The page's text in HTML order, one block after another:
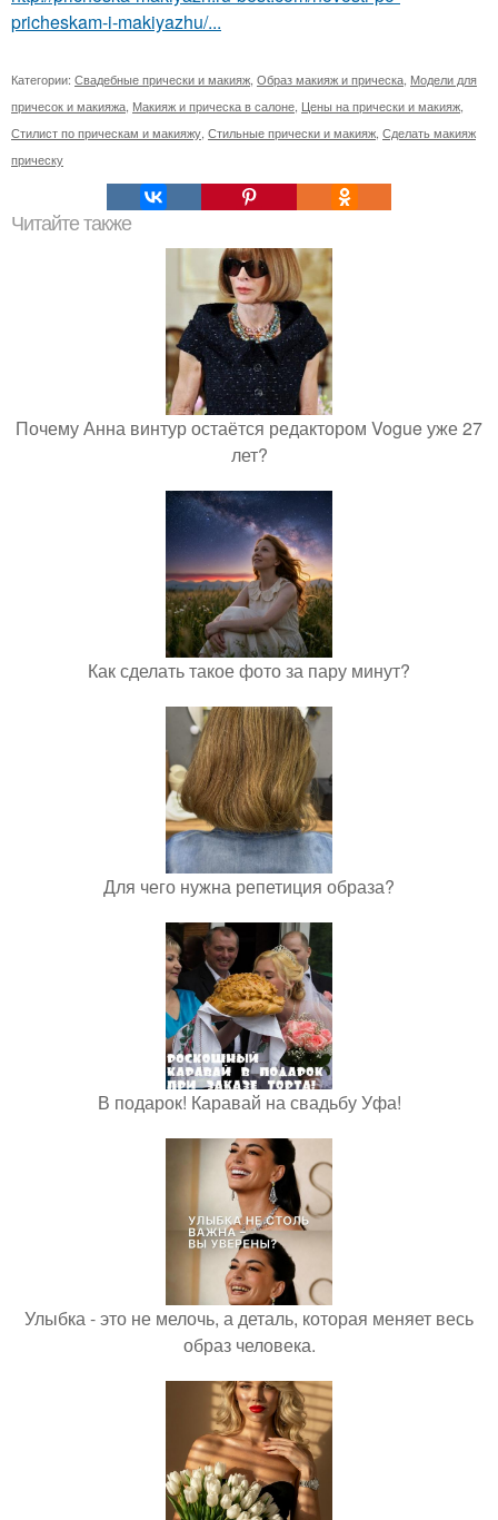
pricheskam-i-makiyazhu/...
Категории: Свадебные прически и макияж Образ макияж и прическа Модели для
причесок и макияжа Макияж и прическа в салоне Цены на прически и макияж
Стилист по прическам и макияжу Стильные прически и макияж Сделать макияж
прическу
Читайте также
Почему Анна винтур остаётся редактором Vogue уже 27
лет?
Как сделать такое фото за пару минут?
Для чего нужна репетиция образа?
В подарок! Каравай на свадьбу Уфа!
Улыбка - это не мелочь, а деталь, которая меняет весь
образ человека.